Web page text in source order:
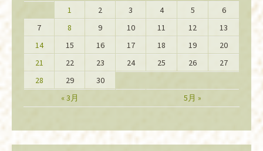
« 3月 5月 »
1 2 3 4 5
6
7
8 9 10 11 12
13
14
15 16 17 18 19
20
21
22 23 24 25 26
27
28
29 30